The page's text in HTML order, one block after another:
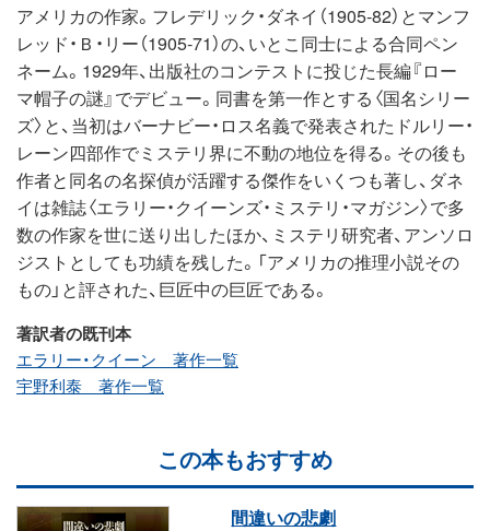
アメリカの作家。フレデリック・ダネイ（1905‐82）とマンフ
レッド・Ｂ・リー（1905‐71）の、いとこ同士による合同ペン
ネーム。1929年、出版社のコンテストに投じた長編『ロー
マ帽子の謎』でデビュー。同書を第一作とする〈国名シリー
ズ〉と、当初はバーナビー・ロス名義で発表されたドルリー・
レーン四部作でミステリ界に不動の地位を得る。その後も
作者と同名の名探偵が活躍する傑作をいくつも著し、ダネ
イは雑誌〈エラリー・クイーンズ・ミステリ・マガジン〉で多
数の作家を世に送り出したほか、ミステリ研究者、アンソロ
ジストとしても功績を残した。「アメリカの推理小説その
もの」と評された、巨匠中の巨匠である。
著訳者の既刊本
エラリー・クイーン 著作一覧
宇野利泰 著作一覧
この本もおすすめ
間違いの悲劇